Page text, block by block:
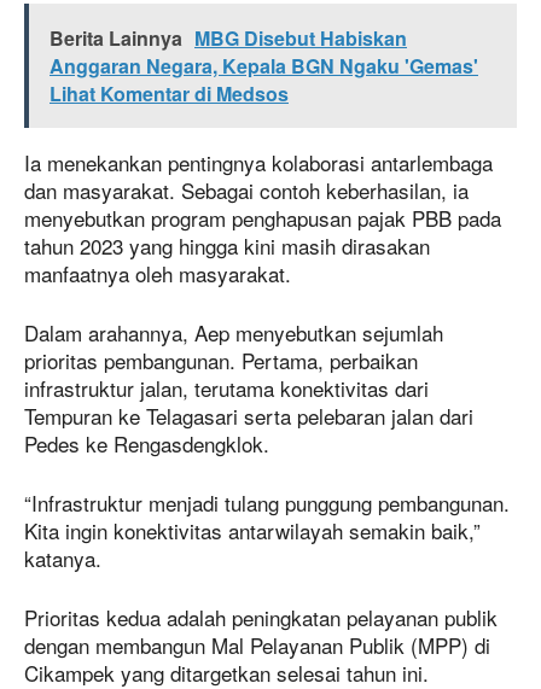
Berita Lainnya MBG Disebut Habiskan
Anggaran Negara, Kepala BGN Ngaku 'Gemas'
Lihat Komentar di Medsos
Ia menekankan pentingnya kolaborasi antarlembaga
dan masyarakat. Sebagai contoh keberhasilan, ia
menyebutkan program penghapusan pajak PBB pada
tahun 2023 yang hingga kini masih dirasakan
manfaatnya oleh masyarakat.
Dalam arahannya, Aep menyebutkan sejumlah
prioritas pembangunan. Pertama, perbaikan
infrastruktur jalan, terutama konektivitas dari
Tempuran ke Telagasari serta pelebaran jalan dari
Pedes ke Rengasdengklok.
“Infrastruktur menjadi tulang punggung pembangunan.
Kita ingin konektivitas antarwilayah semakin baik,”
katanya.
Prioritas kedua adalah peningkatan pelayanan publik
dengan membangun Mal Pelayanan Publik (MPP) di
Cikampek yang ditargetkan selesai tahun ini.